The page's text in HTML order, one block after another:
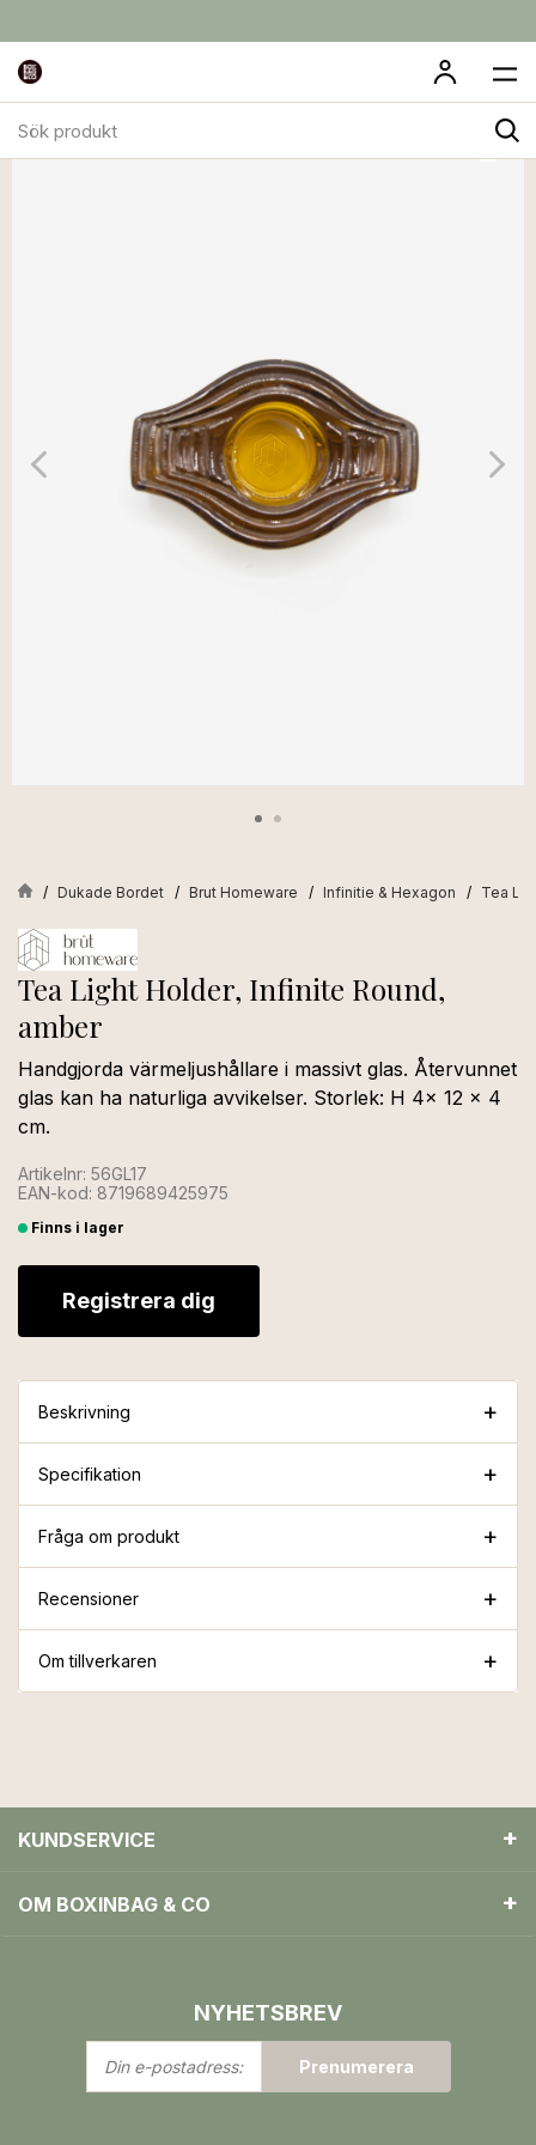
produkt
Dukade Bordet Brut Homeware Infinitie & Hexagon Tea
Tea Light Holder, Infinite Round,
amber
Handgjorda värmeljushållare i massivt glas. Återvunnet
glas kan ha naturliga avvikelser. Storlek: H 4x 12 x 4
cm.
Artikelnr: 56GL17
EAN-kod: 8719689425975
Finns i lager
Registrera dig
Beskrivning
Specifikation
Fråga om produkt
Recensioner
Om tillverkaren
KUNDSERVICE
OM BOXINBAG & CO
NYHETSBREV
Din
e-
Prenumerera